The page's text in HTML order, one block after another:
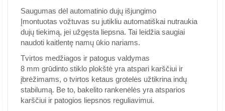
Saugumas dėl automatinio dujų išjungimo
Įmontuotas vožtuvas su jutikliu automatiškai nutraukia
dujų tiekimą, jei užgęsta liepsna. Tai leidžia saugiai
naudoti kaitlentę namų ūkio nariams.
Tvirtos medžiagos ir patogus valdymas
8 mm grūdinto stiklo plokštė yra atspari karščiui ir
įbrėžimams, o tvirtos ketaus grotelės užtikrina indų
stabilumą. Be to, bakelito rankenėlės yra atsparios
karščiui ir patogios liepsnos reguliavimui.